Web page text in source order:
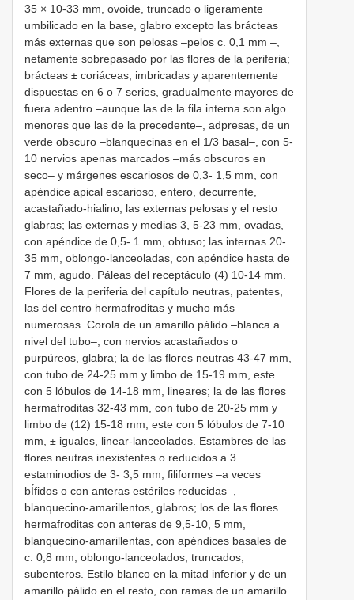
35 × 10-33 mm, ovoide, truncado o ligeramente
umbilicado en la base, glabro excepto las brácteas
más externas que son pelosas –pelos c. 0,1 mm –,
netamente sobrepasado por las flores de la periferia;
brácteas ± coriáceas, imbricadas y aparentemente
dispuestas en 6 o 7 series, gradualmente mayores de
fuera adentro –aunque las de la fila interna son algo
menores que las de la precedente–, adpresas, de un
verde obscuro –blanquecinas en el 1/3 basal–, con 5-
10 nervios apenas marcados –más obscuros en
seco– y márgenes escariosos de 0,3- 1,5 mm, con
apéndice apical escarioso, entero, decurrente,
acastañado-hialino, las externas pelosas y el resto
glabras; las externas y medias 3, 5-23 mm, ovadas,
con apéndice de 0,5- 1 mm, obtuso; las internas 20-
35 mm, oblongo-lanceoladas, con apéndice hasta de
7 mm, agudo. Páleas del receptáculo (4) 10-14 mm.
Flores de la periferia del capítulo neutras, patentes,
las del centro hermafroditas y mucho más
numerosas. Corola de un amarillo pálido –blanca a
nivel del tubo–, con nervios acastañados o
purpúreos, glabra; la de las flores neutras 43-47 mm,
con tubo de 24-25 mm y limbo de 15-19 mm, este
con 5 lóbulos de 14-18 mm, lineares; la de las flores
hermafroditas 32-43 mm, con tubo de 20-25 mm y
limbo de (12) 15-18 mm, este con 5 lóbulos de 7-10
mm, ± iguales, linear-lanceolados. Estambres de las
flores neutras inexistentes o reducidos a 3
estaminodios de 3- 3,5 mm, filiformes –a veces
bÍfidos o con anteras estériles reducidas–,
blanquecino-amarillentos, glabros; los de las flores
hermafroditas con anteras de 9,5-10, 5 mm,
blanquecino-amarillentas, con apéndices basales de
c. 0,8 mm, oblongo-lanceolados, truncados,
subenteros. Estilo blanco en la mitad inferior y de un
amarillo pálido en el resto, con ramas de un amarillo